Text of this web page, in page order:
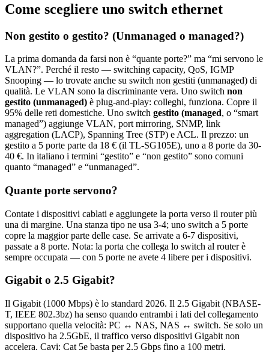
Come scegliere uno switch ethernet
Non gestito o gestito? (Unmanaged o managed?)
La prima domanda da farsi non è “quante porte?” ma “mi servono le
VLAN?”. Perché il resto — switching capacity, QoS, IGMP
Snooping — lo trovate anche su switch non gestiti (unmanaged) di
qualità. Le VLAN sono la discriminante vera. Uno switch non
gestito (unmanaged) è plug-and-play: colleghi, funziona. Copre il
95% delle reti domestiche. Uno switch gestito (managed, o “smart
managed”) aggiunge VLAN, port mirroring, SNMP, link
aggregation (LACP), Spanning Tree (STP) e ACL. Il prezzo: un
gestito a 5 porte parte da 18 € (il TL-SG105E), uno a 8 porte da 30-
40 €. In italiano i termini “gestito” e “non gestito” sono comuni
quanto “managed” e “unmanaged”.
Quante porte servono?
Contate i dispositivi cablati e aggiungete la porta verso il router più
una di margine. Una stanza tipo ne usa 3-4; uno switch a 5 porte
copre la maggior parte delle case. Se arrivate a 6-7 dispositivi,
passate a 8 porte. Nota: la porta che collega lo switch al router è
sempre occupata — con 5 porte ne avete 4 libere per i dispositivi.
Gigabit o 2.5 Gigabit?
Il Gigabit (1000 Mbps) è lo standard 2026. Il 2.5 Gigabit (NBASE-
T, IEEE 802.3bz) ha senso quando entrambi i lati del collegamento
supportano quella velocità: PC ↔ NAS, NAS ↔ switch. Se solo un
dispositivo ha 2.5GbE, il traffico verso dispositivi Gigabit non
accelera. Cavi: Cat 5e basta per 2.5 Gbps fino a 100 metri.